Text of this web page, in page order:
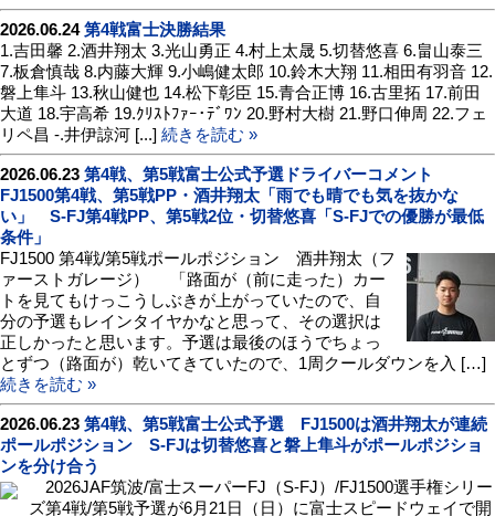
2026.06.24第4戦富士決勝結果
1.吉田馨 2.酒井翔太 3.光山勇正 4.村上太晟 5.切替悠喜 6.畠山泰三
7.板倉慎哉 8.内藤大輝 9.小嶋健太郎 10.鈴木大翔 11.相田有羽音 12.
磐上隼斗 13.秋山健也 14.松下彰臣 15.青合正博 16.古里拓 17.前田
大道 18.宇高希 19.ｸﾘｽﾄﾌｧｰ･ﾃﾞﾜﾝ 20.野村大樹 21.野口伸周 22.フェ
リペ昌 -.井伊諒河 [...] 続きを読む »
2026.06.23 第4戦、第5戦富士公式予選ドライバーコメント
FJ1500第4戦、第5戦PP・酒井翔太「雨でも晴でも気を抜かな
い」 S-FJ第4戦PP、第5戦2位・切替悠喜「S-FJでの優勝が最低
条件」
FJ1500 第4戦/第5戦ポールポジション 酒井翔太（フ
ァーストガレージ） 「路面が（前に走った）カー
トを見てもけっこうしぶきが上がっていたので、自
分の予選もレインタイヤかなと思って、その選択は
正しかったと思います。予選は最後のほうでちょっ
とずつ（路面が）乾いてきていたので、1周クールダウンを入 […]
続きを読む »
2026.06.23 第4戦、第5戦富士公式予選 FJ1500は酒井翔太が連続
ポールポジション S-FJは切替悠喜と磐上隼斗がポールポジショ
ンを分け合う
2026JAF筑波/富士スーパーFJ（S-FJ）/FJ1500選手権シリー
ズ第4戦/第5戦予選が6月21日（日）に富士スピードウェイで開